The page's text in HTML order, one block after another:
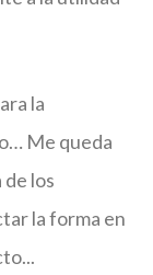
la
Me queda
los
la forma en